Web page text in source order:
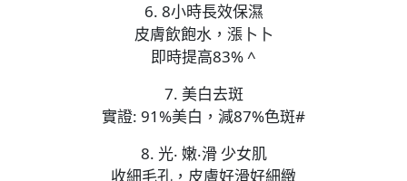
6. 8小時長效保濕
皮膚飲飽水，漲卜卜
即時提高83% ^
7. 美白去斑
實證: 91%美白，減87%色斑#
8. 光‧ 嫩‧滑 少女肌
收細毛孔，皮膚好滑好細緻